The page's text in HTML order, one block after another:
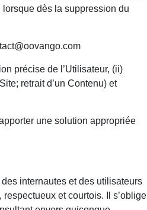
lorsque dès la suppression du
précise de l’Utilisateur, (ii)
retrait d’un Contenu) et
une solution appropriée
internautes et des utilisateurs
et courtois. Il s’oblige